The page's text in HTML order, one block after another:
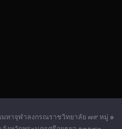
หาจุฬาลงกรณราชวิทยาลัย ๗๙ หมู่ ๑